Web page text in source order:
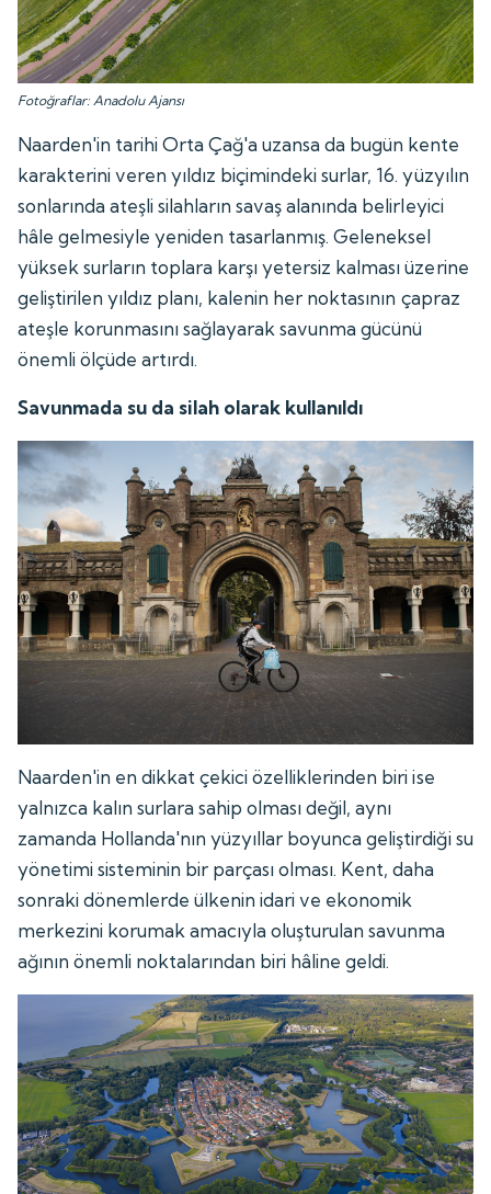
Fotoğraflar: Anadolu Ajansı
Naarden'in tarihi Orta Çağ'a uzansa da bugün kente
karakterini veren yıldız biçimindeki surlar, 16. yüzyılın
sonlarında ateşli silahların savaş alanında belirleyici
hâle gelmesiyle yeniden tasarlanmış. Geleneksel
yüksek surların toplara karşı yetersiz kalması üzerine
geliştirilen yıldız planı, kalenin her noktasının çapraz
ateşle korunmasını sağlayarak savunma gücünü
önemli ölçüde artırdı.
Savunmada su da silah olarak kullanıldı
Naarden'in en dikkat çekici özelliklerinden biri ise
yalnızca kalın surlara sahip olması değil, aynı
zamanda Hollanda'nın yüzyıllar boyunca geliştirdiği su
yönetimi sisteminin bir parçası olması. Kent, daha
sonraki dönemlerde ülkenin idari ve ekonomik
merkezini korumak amacıyla oluşturulan savunma
ağının önemli noktalarından biri hâline geldi.